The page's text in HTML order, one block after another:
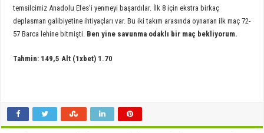
temsilcimiz Anadolu Efes’i yenmeyi başardılar. İlk 8 için ekstra birkaç
deplasman galibiyetine ihtiyaçları var. Bu iki takım arasında oynanan ilk maç 72-
57 Barca lehine bitmişti. Ben yine savunma odaklı bir maç bekliyorum.
Tahmin: 149,5 Alt (1xbet) 1.70